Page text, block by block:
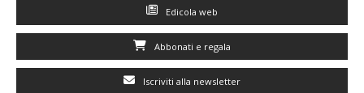
Edicola web
Abbonati e regala
Iscriviti alla newsletter